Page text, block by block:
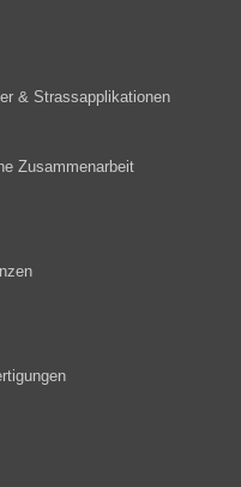
& Strassapplikationen
Zusammenarbeit